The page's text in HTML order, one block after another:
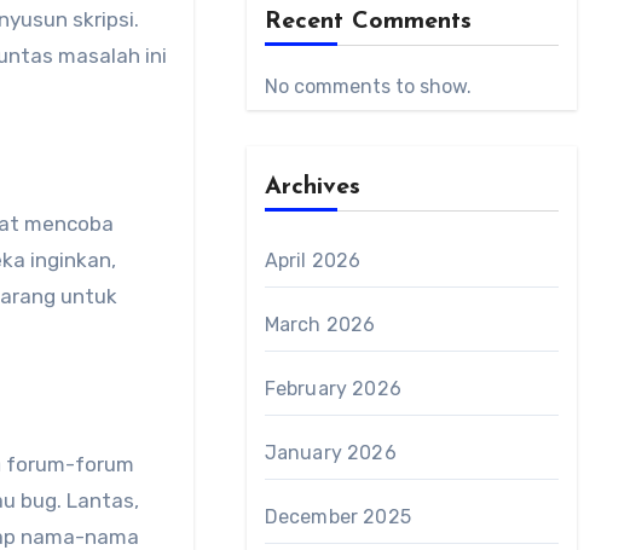
skripsi.
masalah ini
mencoba
inginkan,
untuk
forum-forum
bug. Lantas,
nama-nama
Recent Comments
No comments to show.
Archives
April 2026
March 2026
February 2026
January 2026
December 2025